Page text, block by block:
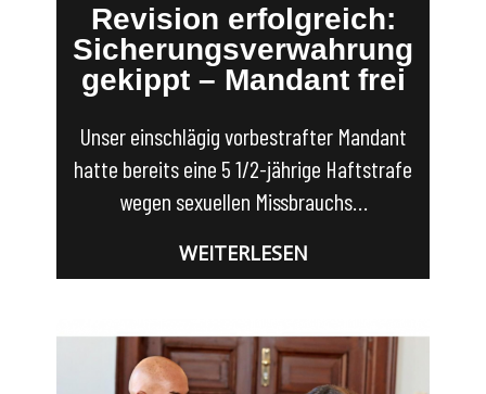
Revision erfolgreich:
Sicherungsverwahrung
gekippt – Mandant frei
Unser einschlägig vorbestrafter Mandant
hatte bereits eine 5 1/2-jährige Haftstrafe
wegen sexuellen Missbrauchs…
WEITERLESEN